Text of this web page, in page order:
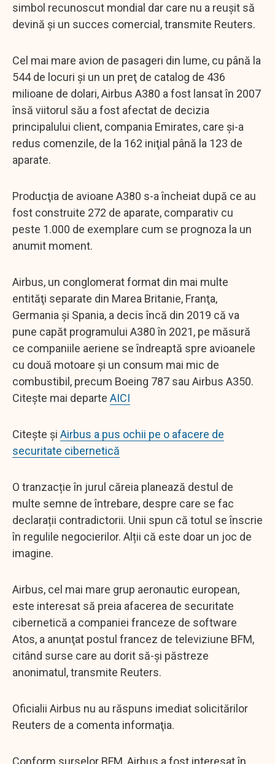
simbol recunoscut mondial dar care nu a reuşit să
devină şi un succes comercial, transmite Reuters.
Cel mai mare avion de pasageri din lume, cu până la
544 de locuri şi un un preţ de catalog de 436
milioane de dolari, Airbus A380 a fost lansat în 2007
însă viitorul său a fost afectat de decizia
principalului client, compania Emirates, care şi-a
redus comenzile, de la 162 iniţial până la 123 de
aparate.
Producţia de avioane A380 s-a încheiat după ce au
fost construite 272 de aparate, comparativ cu
peste 1.000 de exemplare cum se prognoza la un
anumit moment.
Airbus, un conglomerat format din mai multe
entităţi separate din Marea Britanie, Franţa,
Germania şi Spania, a decis încă din 2019 că va
pune capăt programului A380 în 2021, pe măsură
ce companiile aeriene se îndreaptă spre avioanele
cu două motoare şi un consum mai mic de
combustibil, precum Boeing 787 sau Airbus A350.
Citește mai departe AICI
Citește și Airbus a pus ochii pe o afacere de
securitate cibernetică
O tranzacție în jurul căreia planează destul de
multe semne de întrebare, despre care se fac
declarații contradictorii. Unii spun că totul se înscrie
în regulile negocierilor. Alții că este doar un joc de
imagine.
Airbus, cel mai mare grup aeronautic european,
este interesat să preia afacerea de securitate
cibernetică a companiei franceze de software
Atos, a anunţat postul francez de televiziune BFM,
citând surse care au dorit să-şi păstreze
anonimatul, transmite Reuters.
Oficialii Airbus nu au răspuns imediat solicitărilor
Reuters de a comenta informaţia.
Conform surselor BFM, Airbus a fost interesat în